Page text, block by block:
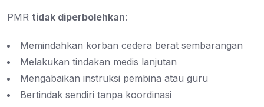
PMR tidak diperbolehkan:
Memindahkan korban cedera berat sembarangan
Melakukan tindakan medis lanjutan
Mengabaikan instruksi pembina atau guru
Bertindak sendiri tanpa koordinasi